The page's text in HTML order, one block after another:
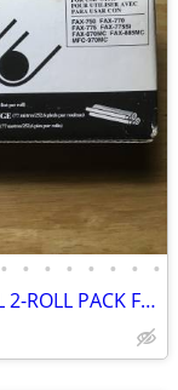
• • • • • • • •
BROTHER PC-302RF FAX RIBBON REFILL 2-ROLL PACK FOR BROTHER PLAIN PAPER